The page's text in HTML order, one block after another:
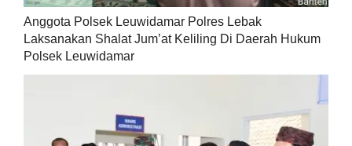
Anggota Polsek Leuwidamar Polres Lebak
Laksanakan Shalat Jum’at Keliling Di Daerah Hukum
Polsek Leuwidamar